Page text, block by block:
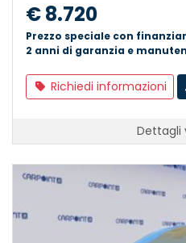
€ 8.720
Prezzo speciale con
2 anni di garanzia e
Richiedi informazioni
Dettagli